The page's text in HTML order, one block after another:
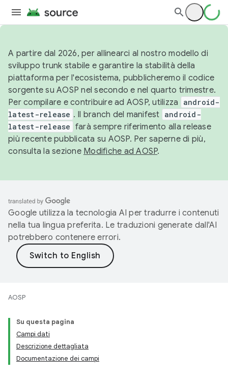
A partire dal 2026, per allinearci al nostro modello di
sviluppo trunk stabile e garantire la stabilità della
piattaforma per l'ecosistema, pubblicheremo il codice
sorgente su AOSP nel secondo e nel quarto trimestre.
Per compilare e contribuire ad AOSP, utilizza
android-
latest-release . Il branch del manifest android-
latest-release farà sempre riferimento alla release
più recente pubblicata su AOSP. Per saperne di più,
consulta la sezione Modifiche ad AOSP.
Google utilizza la tecnologia AI per tradurre i contenuti
nella tua lingua preferita. Le traduzioni generate dall'AI
potrebbero contenere errori.
AOSP
Su questa pagina
Campi dati
Descrizione dettagliata
Documentazione dei campi